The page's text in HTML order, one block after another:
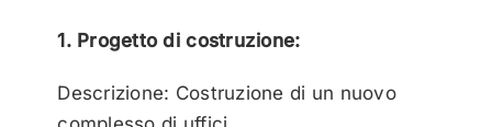
1. Progetto di costruzione:
Descrizione: Costruzione di un nuovo